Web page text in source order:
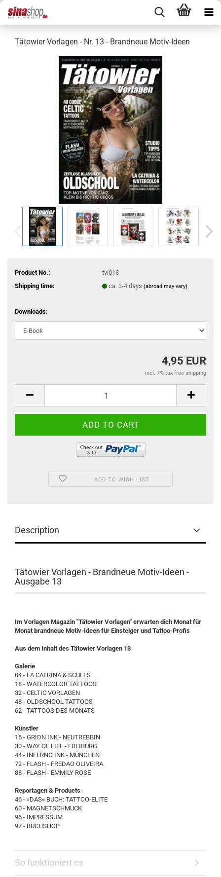
Tätowier Vorlagen - Nr. 13 - Brandneue Motiv-Ideen
Product No.:
tvl013
Shipping time:
ca. 3-4 days (abroad may vary)
Downloads:
4,95 EUR
incl. 7% tax free shipping
ADD TO WISH LIST
Description
Tätowier Vorlagen - Brandneue Motiv-Ideen -
Ausgabe 13
Im Vorlagen Magazin "Tätowier Vorlagen" erwarten dich Monat für
Monat brandneue Motiv-Ideen für Einsteiger und Tattoo-Profis
Aus dem Inhalt des Tätowier Vorlagen 13
Galerie
04 - LA CATRINA & SCULLS
18 - WATERCOLOR TATTOOS
32 - CELTIC VORLAGEN
48 - OLDSCHOOL TATTOOS
62 - TATTOOS DES MONATS
Künstler
16 - GRIDN INK - NEUTREBBIN
30 - WAY OF LIFE - FREIBURG
44 - INFERNO INK - MÜNCHEN
72 - FLASH - FREDAO OLIVEIRA
88 - FLASH - EMMILY ROSE
Reportagen & Products
46 - »DAS« BUCH: TATTOO-ELITE
60 - MAGNETSCHMUCK
96 - IMPRESSUM
97 - BUCHSHOP
So funktioniert es